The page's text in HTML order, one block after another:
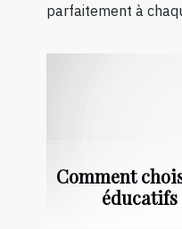
parfaitement à
Comment
éducatifs